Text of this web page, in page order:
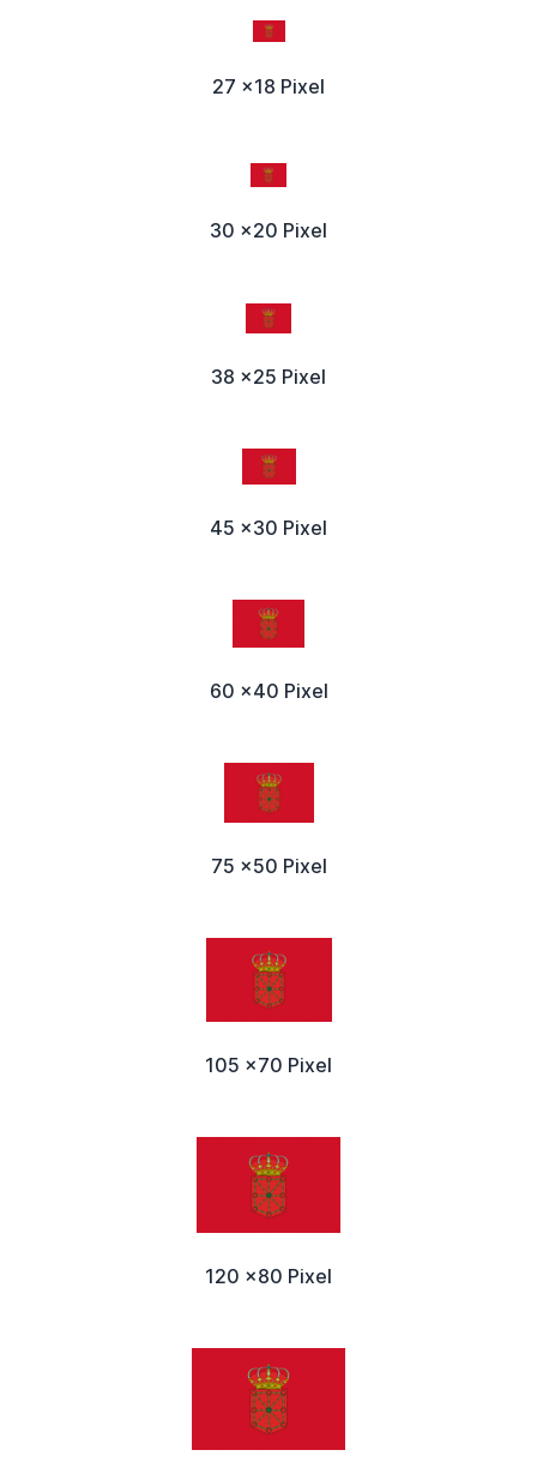
27 x18 Pixel
30 x20 Pixel
38 x25 Pixel
45 x30 Pixel
60 x40 Pixel
75 x50 Pixel
105 x70 Pixel
120 x80 Pixel